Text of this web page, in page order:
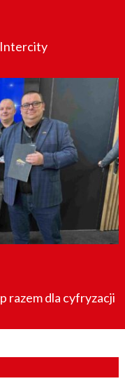
Intercity
razem dla cyfryzacji